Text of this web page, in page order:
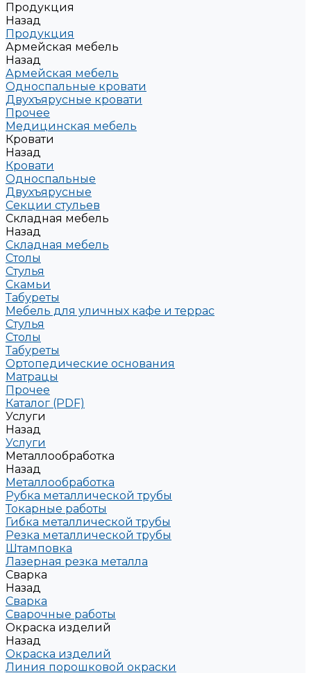
Продукция
Назад
Продукция
Армейская мебель
Назад
Армейская мебель
Односпальные кровати
Двухъярусные кровати
Прочее
Медицинская мебель
Кровати
Назад
Кровати
Односпальные
Двухъярусные
Секции стульев
Складная мебель
Назад
Складная мебель
Столы
Стулья
Скамьи
Табуреты
Мебель для уличных кафе и террас
Стулья
Столы
Табуреты
Ортопедические основания
Матрацы
Прочее
Каталог (PDF)
Услуги
Назад
Услуги
Металлообработка
Назад
Металлообработка
Рубка металлической трубы
Токарные работы
Гибка металлической трубы
Резка металлической трубы
Штамповка
Лазерная резка металла
Сварка
Назад
Сварка
Сварочные работы
Окраска изделий
Назад
Окраска изделий
Линия порошковой окраски